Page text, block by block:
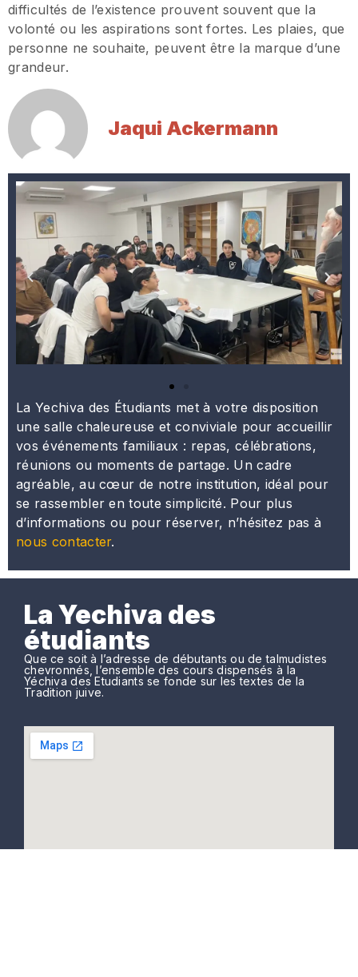
difficultés de l’existence prouvent souvent que la
volonté ou les aspirations sont fortes. Les plaies, que
personne ne souhaite, peuvent être la marque d’une
grandeur.
Jaqui Ackermann
La Yechiva des Étudiants met à votre disposition
une salle chaleureuse et conviviale pour accueillir
vos événements familiaux : repas, célébrations,
réunions ou moments de partage. Un cadre
agréable, au cœur de notre institution, idéal pour
se rassembler en toute simplicité. Pour plus
d’informations ou pour réserver, n’hésitez pas à
nous contacter.
La Yechiva des
étudiants
Que ce soit à l’adresse de débutants ou de talmudistes
chevronnés, l’ensemble des cours dispensés à la
Yéchiva des Etudiants se fonde sur les textes de la
Tradition juive.